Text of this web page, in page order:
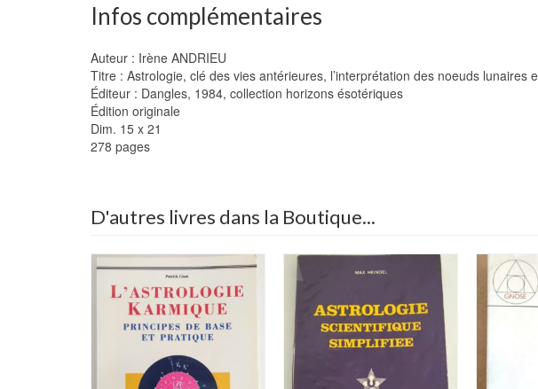
Infos complémentaires
Auteur : Irène ANDRIEU
Titre : Astrologie, clé des vies antérieures, l’interprétation des noeuds lunaires
Éditeur : Dangles, 1984, collection horizons ésotériques
Édition originale
Dim. 15 x 21
278 pages
D'autres livres dans la Boutique...